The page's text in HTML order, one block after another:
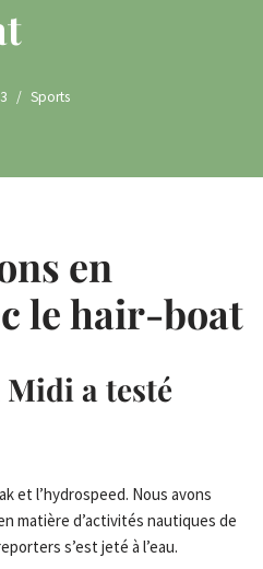
Sports
en
le hair-boat
Midi a testé
et l’hydrospeed. Nous avons
matière d’activités nautiques de
s’est jeté à l’eau.